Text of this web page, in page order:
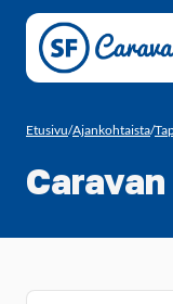
Siirry sivun sisältöön
Etusivu/Ajankohtaista/